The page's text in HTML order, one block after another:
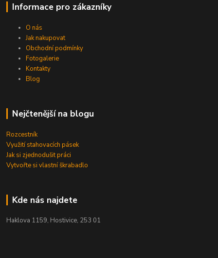
Informace pro zákazníky
O nás
Jak nakupovat
Obchodní podmínky
Fotogalerie
Kontakty
Blog
Nejčtenější na blogu
Rozcestník
Využití stahovacích pásek
Jak si zjednodušit práci
Vytvořte si vlastní škrabadlo
Kde nás najdete
Haklova 1159, Hostivice, 253 01